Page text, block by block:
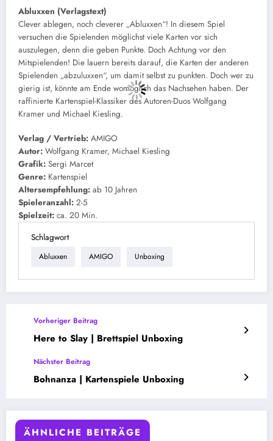
Abluxxen (Verlagstext)
Clever ablegen, noch cleverer „Abluxxen“! In diesem Spiel
versuchen die Spielenden möglichst viele Karten vor sich
auszulegen, denn die geben Punkte. Doch Achtung vor den
Mitspielenden! Die lauern bereits darauf, die Karten der anderen
Spielenden „abzuluxxen“, um damit selbst zu punkten. Doch wer zu
gierig ist, könnte am Ende womöglich das Nachsehen haben. Der
raffinierte Kartenspiel-Klassiker des Autoren-Duos Wolfgang
Kramer und Michael Kiesling.
Verlag / Vertrieb: AMIGO
Autor: Wolfgang Kramer, Michael Kiesling
Grafik: Sergi Marcet
Genre: Kartenspiel
Altersempfehlung: ab 10 Jahren
Spieleranzahl: 2-5
Spielzeit: ca. 20 Min.
Schlagwort
Abluxxen AMIGO Unboxing
Vorheriger Beitrag
Here to Slay | Brettspiel Unboxing
Nächster Beitrag
Bohnanza | Kartenspiele Unboxing
ÄHNLICHE BEITRÄGE